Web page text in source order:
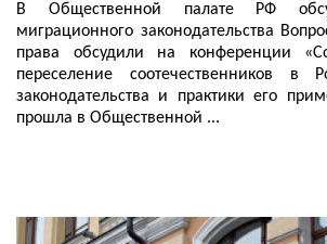
В Общественной палате РФ
миграционного законодательства
права обсудили на конференции
переселение соотечественников в
законодательства и практики его
прошла в Общественной ...